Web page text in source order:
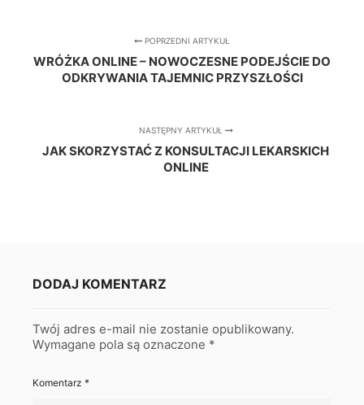
POPRZEDNI ARTYKUŁ
WRÓŻKA ONLINE – NOWOCZESNE PODEJŚCIE DO
ODKRYWANIA TAJEMNIC PRZYSZŁOŚCI
NASTĘPNY ARTYKUŁ
JAK SKORZYSTAĆ Z KONSULTACJI LEKARSKICH
ONLINE
DODAJ KOMENTARZ
Twój adres e-mail nie zostanie opublikowany.
Wymagane pola są oznaczone *
Komentarz *